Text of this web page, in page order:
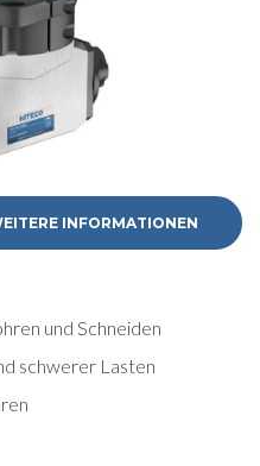
INFORMATIONEN
und Schneiden
schwerer Lasten